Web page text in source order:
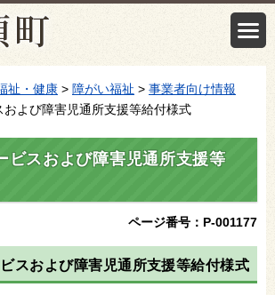
祉・健康 > 障がい福祉 > 事業者向け情報
よび障害児通所支援等給付様式
ビスおよび障害児通所支援等
ページ番号：P-001177
スおよび障害児通所支援等給付様式